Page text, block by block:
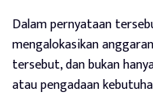
Dalam pernyataan
mengalokasikan
tersebut, dan bukan
atau pengadaan